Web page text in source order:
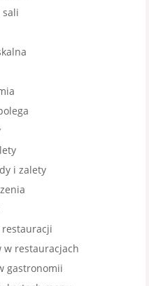
i zalety
w restauracjach
gastronomii